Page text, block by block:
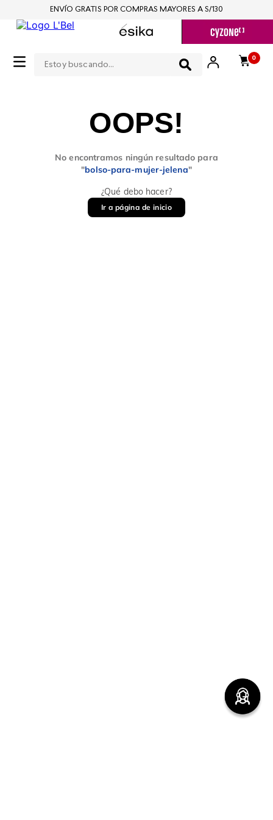
0
ENVÍO GRATIS POR COMPRAS MAYORES A S/130
OOPS!
No encontramos ningún resultado para
"bolso-para-mujer-jelena"
¿Qué debo hacer?
Ir a página de inicio